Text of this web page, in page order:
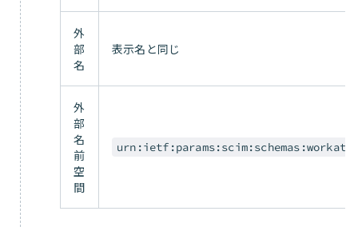
外
部
名
表示名と同じ
外
部
名
前
空
間